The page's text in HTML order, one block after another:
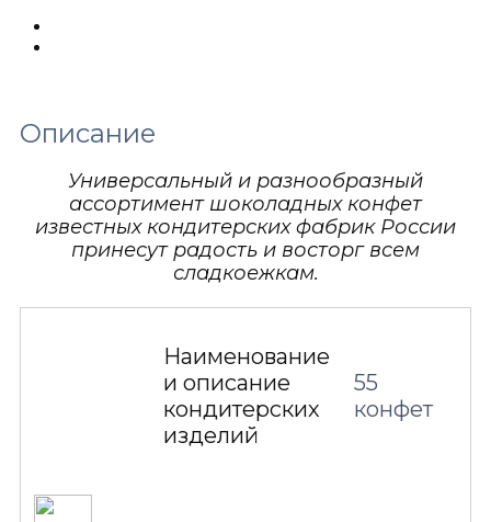
Описание
Универсальный и разнообразный
ассортимент шоколадных конфет
известных кондитерских фабрик России
принесут радость и восторг всем
сладкоежкам.
Наименование
и описание
кондитерских
изделий
55
конфет